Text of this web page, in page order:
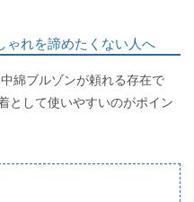
ゃれを諦めたくない人へ
綿ブルゾンが頼れる存在で
として使いやすいのがポイン